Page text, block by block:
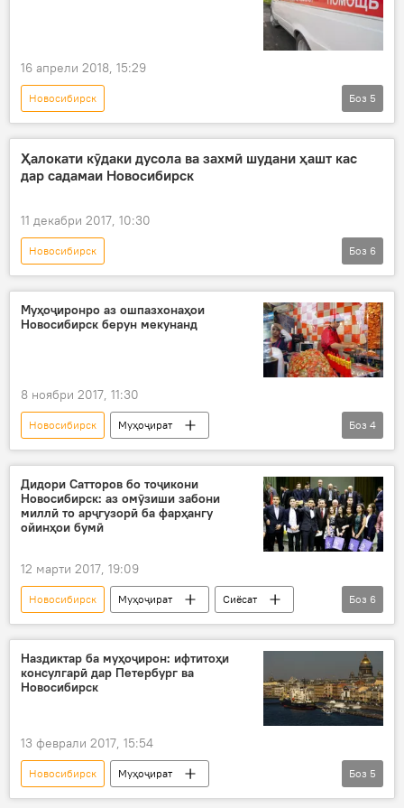
16 апрели 2018, 15:29
Новосибирск
Рӯйдод, ҷиноят ва ҳолатҳои фавқулода
Дар ҷаҳон
Дар Русия
Муҳоҷират
Боз 5
Ҳалокати кӯдаки дусола ва захмӣ шудани ҳашт кас
дар садамаи Новосибирск
11 декабри 2017, 10:30
Новосибирск
Рӯйдод, ҷиноят ва ҳолатҳои фавқулода
Дар ҷаҳон
садама
ҳалокати духтарчаи дусола
Дар Русия
Боз 6
Муҳоҷиронро аз ошпазхонаҳои
Новосибирск берун мекунанд
8 ноябри 2017, 11:30
Новосибирск
Муҳоҷират
Осиёи Марказӣ
Ҳамаи хабарҳо
маҳдудият
қонун
фурӯшу пухтани ғизо
Боз 4
Дидори Сатторов бо тоҷикони
Новосибирск: аз омӯзиши забони
миллӣ то арҷгузорӣ ба фарҳангу
ойинҳои бумӣ
12 марти 2017, 19:09
Новосибирск Муҳоҷират
Сиёсат
Иҷтимоъ
Ҳамаи хабарҳо
Имомуддин Сатторов
Сафорати ҶТ дар ФР
вохӯрӣ
мулоқот
Боз 6
Наздиктар ба муҳоҷирон: ифтитоҳи
консулгарӣ дар Петербург ва
Новосибирск
13 феврали 2017, 15:54
Новосибирск
Муҳоҷират
Осиёи Марказӣ
Иҷтимоъ
Боз 5